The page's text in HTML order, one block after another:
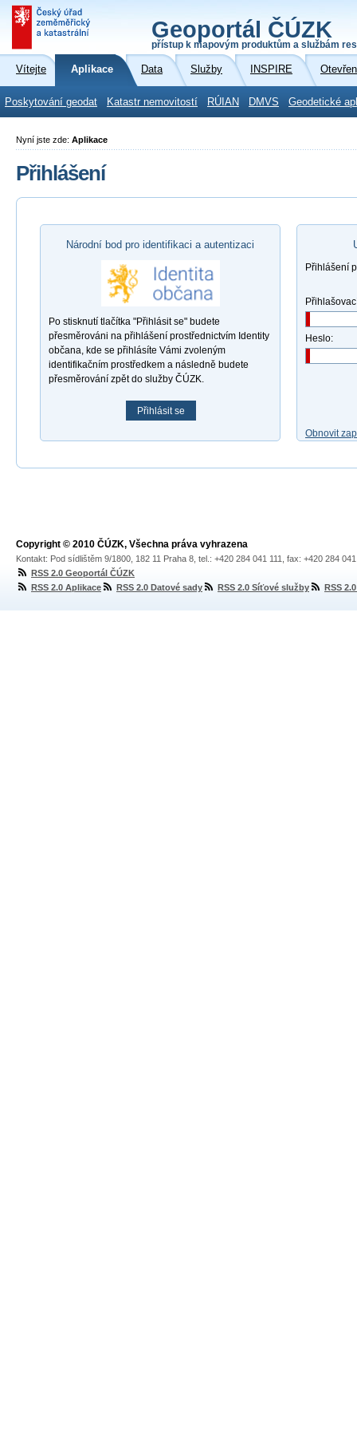
Geoportál ČÚZK
přístup k mapovým produktům a službám
Vítejte Aplikace Data Služby INSPIRE
Poskytování geodat Katastr nemovitostí RÚIAN DMVS Geodetické
Nyní jste zde: Aplikace
Přihlášení
Národní bod pro identifikaci a autentizaci
Po stisknutí tlačítka "Přihlásit se" budete
přesměrováni na přihlášení prostřednictvím Identity
občana, kde se přihlásíte Vámi zvoleným
identifikačním prostředkem a následně budete
přesměrování zpět do služby ČÚZK.
Přihlásit se
Přihlášení
Heslo:
Obnovit
Copyright © 2010 ČÚZK, Všechna práva vyhrazena
Kontakt: Pod sídlištěm 9/1800, 182 11 Praha 8, tel.: +420 284 041 111, fax: +420 284
RSS 2.0 Geoportál ČÚZK
RSS 2.0 Aplikace
RSS 2.0 Datové sady RSS 2.0 Síťové služby RSS